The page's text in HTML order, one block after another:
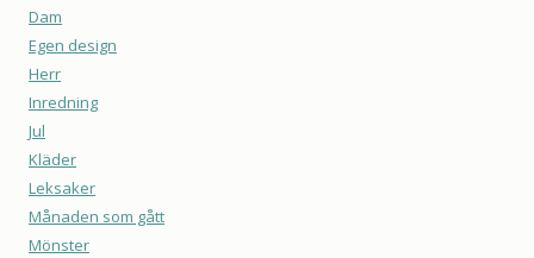
Dam
Egen design
Herr
Inredning
Jul
Kläder
Leksaker
Månaden som gått
Mönster